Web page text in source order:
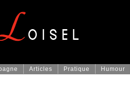
Articles Pratique Humour